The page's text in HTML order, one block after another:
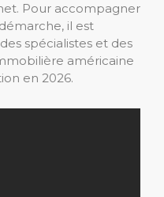
Pour accompagner
il est
spécialistes et des
américaine
en 2026.